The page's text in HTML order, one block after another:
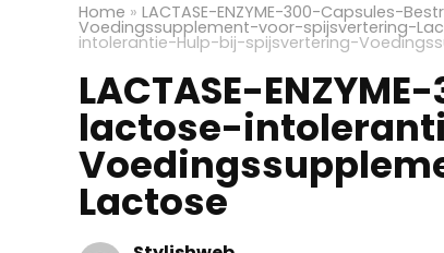
Home » LACTASE-ENZYME-300-Capsules-
Voedingssupplement-voor-spijsvertering-
intolerantie-Hulp-bij-spijsvertering-
LACTASE-
lactose-
Lactose